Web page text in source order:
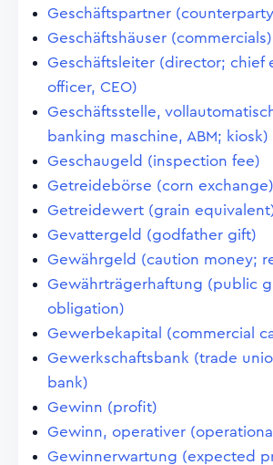
Geschäftspartner
Geschäftshäuser (commercials)
Geschäftsleiter (director; chief
officer, CEO)
Geschäftsstelle,
banking maschine, ABM; kiosk)
Geschaugeld (inspection fee)
Getreidebörse (corn exchange)
Getreidewert (grain
Gevattergeld (godfather gift)
Gewährgeld (caution money;
Gewährträgerhaftung (public
obligation)
Gewerbekapital (commercial
Gewerkschaftsbank (trade
bank)
Gewinn (profit)
Gewinn, operativer
Gewinnerwartung (expected